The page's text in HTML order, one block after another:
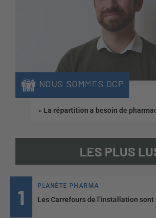
NOUS SOMMES OCP
« La répartition a besoin de
LES PLUS
PLANÈTE PHARMA
Les Carrefours de l’installation sont